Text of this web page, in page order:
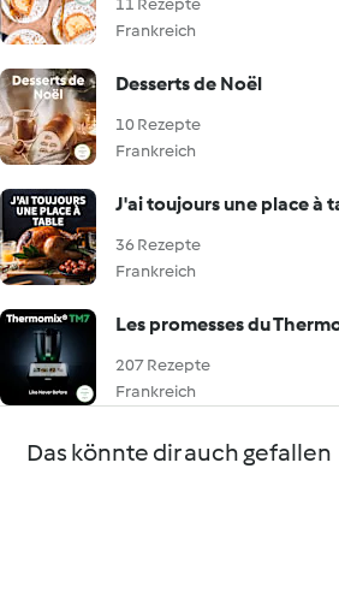
11 Rezepte
Frankreich
Desserts de Noël
10 Rezepte
Frankreich
J'ai toujours une place à
36 Rezepte
Frankreich
Les promesses du
207 Rezepte
Frankreich
Das könnte dir auch gefallen